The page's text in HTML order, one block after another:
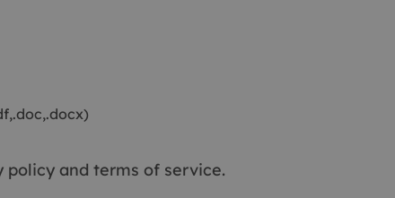
policyand terms of service.